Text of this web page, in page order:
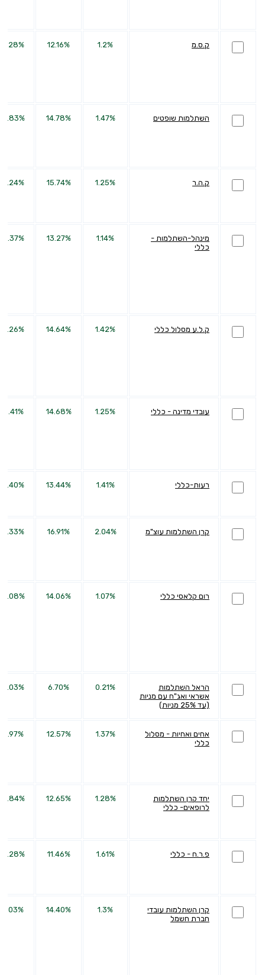
ק.ס.מ 1.2%
12.16%
השתלמות שופטים 1.47%
14.78%
ק.ה.ר 1.25%
15.74%
מינהל-השתלמות -
כללי
1.14%
13.27%
ק.ל.ע מסלול כללי 1.42%
14.64%
עובדי מדינה - כללי 1.25%
14.68%
רעות-כללי 1.41%
13.44%
קרן השתלמות עוצ"מ 2.04%
16.91%
רום קלאסי כללי 1.07%
14.06%
הראל השתלמות
אשראי ואג"ח עם מניות
(עד 25% מניות)
0.21%
6.70%
אחים ואחיות - מסלול
כללי
1.37%
12.57%
יחד קרן השתלמות
לרופאים- כללי
1.28%
12.65%
פ.ר.ח - כללי 1.61%
11.46%
קרן השתלמות עובדי
חברת חשמל
1.3%
14.40%